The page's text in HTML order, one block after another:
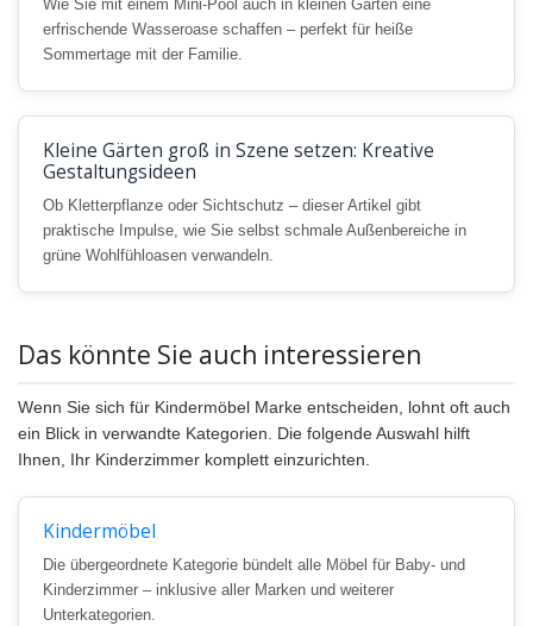
Wie Sie mit einem Mini-Pool auch in kleinen Gärten eine
erfrischende Wasseroase schaffen – perfekt für heiße
Sommertage mit der Familie.
Kleine Gärten groß in Szene setzen: Kreative
Gestaltungsideen
Ob Kletterpflanze oder Sichtschutz – dieser Artikel gibt
praktische Impulse, wie Sie selbst schmale Außenbereiche in
grüne Wohlfühloasen verwandeln.
Das könnte Sie auch interessieren
Wenn Sie sich für Kindermöbel Marke entscheiden, lohnt oft auch
ein Blick in verwandte Kategorien. Die folgende Auswahl hilft
Ihnen, Ihr Kinderzimmer komplett einzurichten.
Kindermöbel
Die übergeordnete Kategorie bündelt alle Möbel für Baby- und
Kinderzimmer – inklusive aller Marken und weiterer
Unterkategorien.